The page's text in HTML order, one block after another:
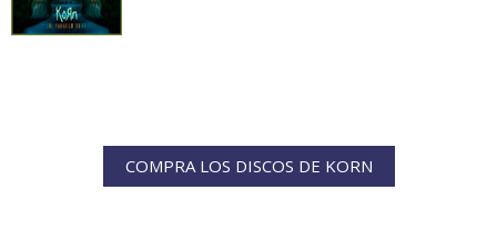
COMPRA LOS DISCOS DE KORN